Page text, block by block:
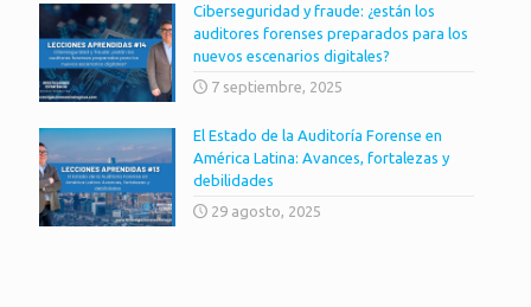
Ciberseguridad y fraude: ¿están los
auditores forenses preparados para los
nuevos escenarios digitales?
7 septiembre, 2025
El Estado de la Auditoría Forense en
América Latina: Avances, fortalezas y
debilidades
29 agosto, 2025